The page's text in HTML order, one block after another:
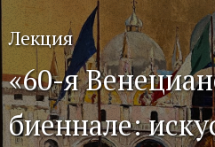
Лекция
«60-я
биеннале: